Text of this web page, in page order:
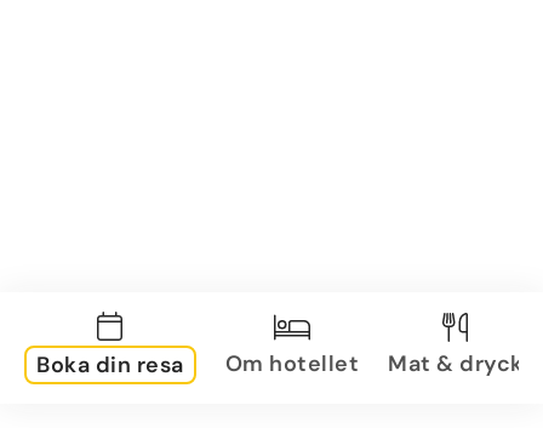
Boka din resa Om hotellet Mat & dryck